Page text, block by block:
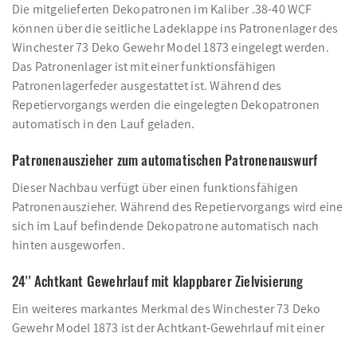
Die mitgelieferten Dekopatronen im Kaliber .38-40 WCF
können über die seitliche Ladeklappe ins Patronenlager des
Winchester 73 Deko Gewehr Model 1873 eingelegt werden.
Das Patronenlager ist mit einer funktionsfähigen
Patronenlagerfeder ausgestattet ist. Während des
Repetiervorgangs werden die eingelegten Dekopatronen
automatisch in den Lauf geladen.
Patronenauszieher zum automatischen Patronenauswurf
Dieser Nachbau verfügt über einen funktionsfähigen
Patronenauszieher. Während des Repetiervorgangs wird eine
sich im Lauf befindende Dekopatrone automatisch nach
hinten ausgeworfen.
24'' Achtkant Gewehrlauf mit klappbarer Zielvisierung
Ein weiteres markantes Merkmal des Winchester 73 Deko
Gewehr Model 1873 ist der Achtkant-Gewehrlauf mit einer